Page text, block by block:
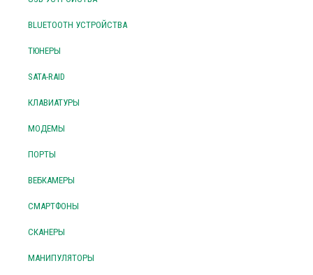
BLUETOOTH УСТРОЙСТВА
ТЮНЕРЫ
SATA-RAID
КЛАВИАТУРЫ
МОДЕМЫ
ПОРТЫ
ВЕБКАМЕРЫ
СМАРТФОНЫ
СКАНЕРЫ
МАНИПУЛЯТОРЫ